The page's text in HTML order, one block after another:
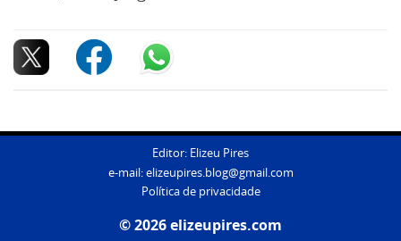
Editor: Elizeu Pires
e-mail:elizeupires.blog@gmail.com
Política de privacidade
© 2026 elizeupires.com